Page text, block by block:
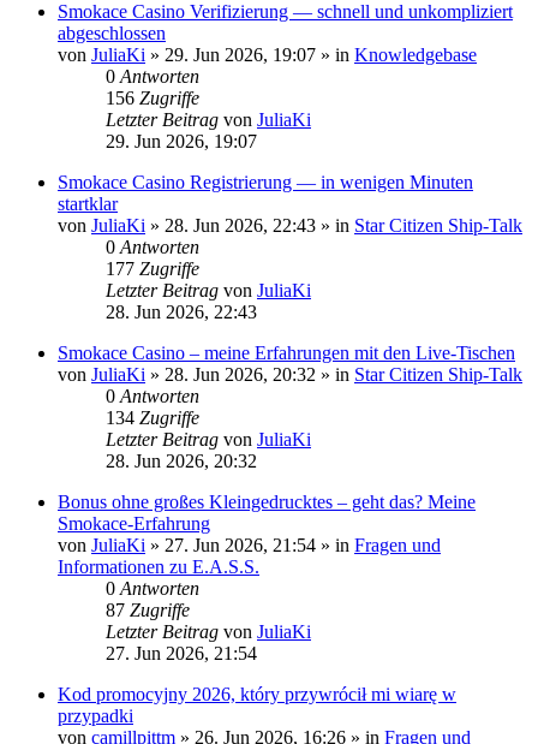
Smokace Casino Verifizierung — schnell und unkompliziert
abgeschlossen
von JuliaKi » 29. Jun 2026, 19:07 » in Knowledgebase
0Antworten
156 Zugriffe
Letzter Beitrag von JuliaKi
29. Jun 2026, 19:07
Smokace Casino Registrierung — in wenigen Minuten
startklar
von JuliaKi » 28. Jun 2026, 22:43 » in Star Citizen Ship-Talk
0Antworten
177 Zugriffe
Letzter Beitrag von JuliaKi
28. Jun 2026, 22:43
Smokace Casino – meine Erfahrungen mit den Live-Tischen
von JuliaKi » 28. Jun 2026, 20:32 » in Star Citizen Ship-Talk
0Antworten
134 Zugriffe
Letzter Beitrag von JuliaKi
28. Jun 2026, 20:32
Bonus ohne großes Kleingedrucktes – geht das? Meine
Smokace-Erfahrung
von JuliaKi » 27. Jun 2026, 21:54 » in Fragen und
Informationen zu E.A.S.S.
0Antworten
87 Zugriffe
Letzter Beitrag von JuliaKi
27. Jun 2026, 21:54
Kod promocyjny 2026, który przywrócił mi wiarę w
przypadki
von camillpittm » 26. Jun 2026, 16:26 » in Fragen und